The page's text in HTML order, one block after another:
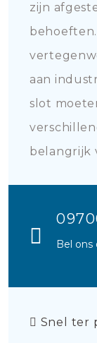
zijn
aan
slot
belangrijk
Bel ons
Snel ter